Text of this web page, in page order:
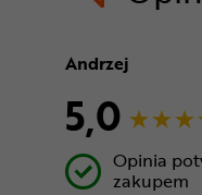
Andrzej
5,0
Opinia
zakupem